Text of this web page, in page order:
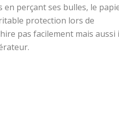
en perçant ses bulles, le
protection lors de
pas facilement mais aussi